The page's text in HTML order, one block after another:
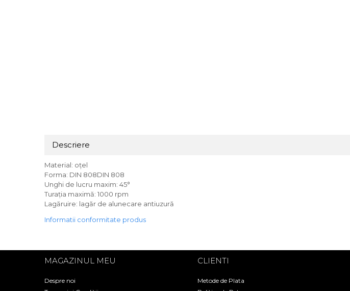
Descriere
Material: oțel
Forma: DIN 808DIN 808
Unghi de lucru maxim: 45°
Turația maximă: 1000 rpm
Lagăruire: lagăr de alunecare antiuzură
Informatii conformitate produs
MAGAZINUL MEU
Despre noi
CLIENTI
Metode de Plata